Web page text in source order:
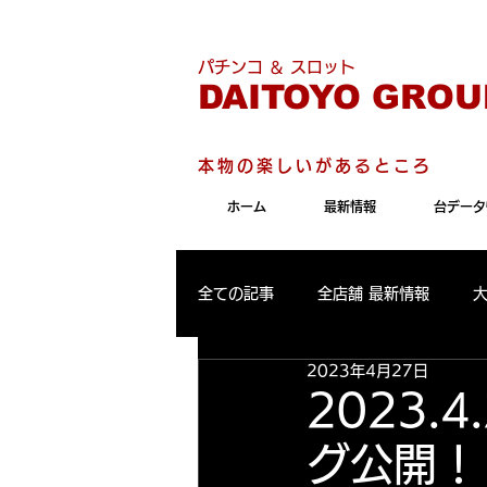
パチンコ ＆ スロット
DAITOYO
本物の楽しいがあるところ
ホーム 最新情報 台デー
全ての記事 全店舗 最新情報
パールサーティーン 最新情報
大東洋東通り店 出玉ランキング
グ公開！
2023年4月27日